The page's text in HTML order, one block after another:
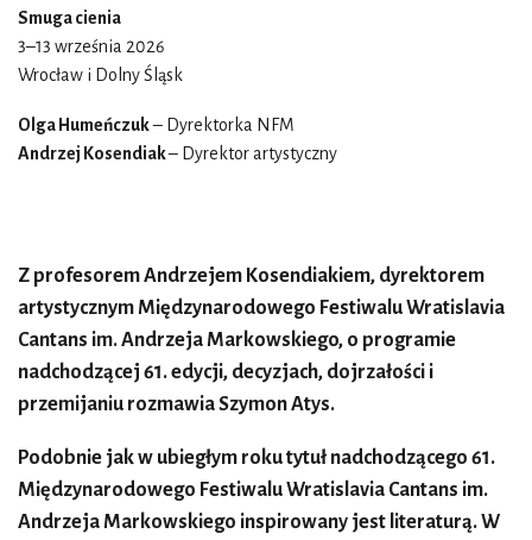
Smuga cienia
3–13 września 2026
Wrocław i Dolny Śląsk
Olga Humeńczuk– Dyrektorka NFM
Andrzej Kosendiak– Dyrektor artystyczny
Z profesorem Andrzejem Kosendiakiem, dyrektorem
artystycznym Międzynarodowego Festiwalu Wratislavia
Cantans im. Andrzeja Markowskiego, o programie
nadchodzącej 61. edycji, decyzjach, dojrzałości i
przemijaniu rozmawia Szymon Atys.
Podobnie jak w ubiegłym roku tytuł nadchodzącego 61.
Międzynarodowego Festiwalu Wratislavia Cantans im.
Andrzeja Markowskiego inspirowany jest literaturą. W